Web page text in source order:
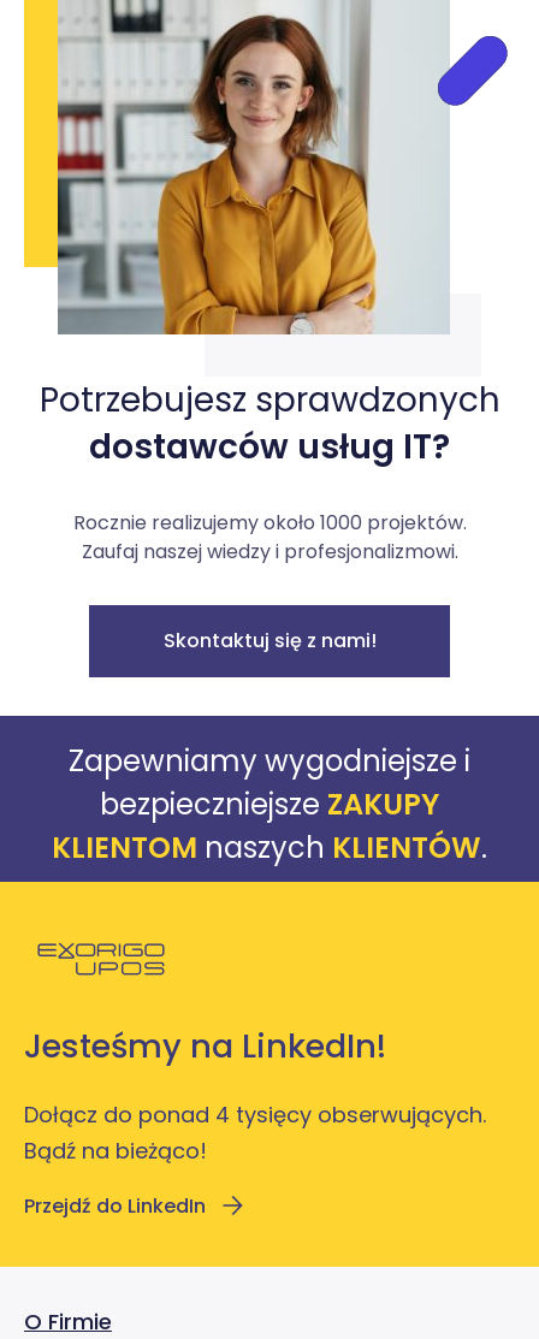
Potrzebujesz sprawdzonych
dostawców usług IT?
Rocznie realizujemy około 1000 projektów.
Zaufaj naszej wiedzy i profesjonalizmowi.
Skontaktuj się z nami!
Zapewniamy wygodniejsze i
bezpieczniejsze ZAKUPY
KLIENTOM naszych KLIENTÓW.
Jesteśmy na LinkedIn!
Dołącz do ponad 4 tysięcy obserwujących.
Bądź na bieżąco!
Przejdź do LinkedIn
O Firmie